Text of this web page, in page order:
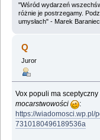
"Wśród wydarzeń
różnie je postrzegamy.
umysłach" - Marek
Q
Juror
Vox populi ma
mocarstwowości
:
https://wiadomosci.wp.pl/
7310180496189536a